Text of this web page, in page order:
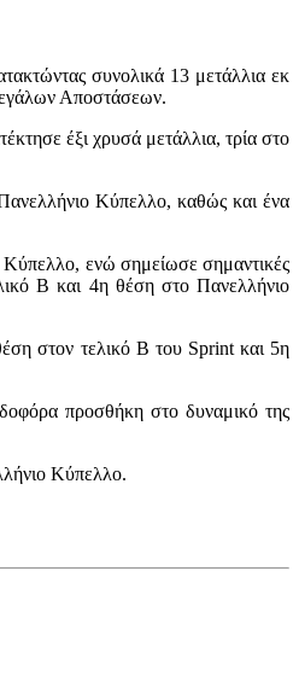
συνολικά 13 μετάλλια εκ
Αποστάσεων.
έξι χρυσά μετάλλια, τρία στο
Κύπελλο, καθώς και ένα
Κύπελλο, ενώ σημείωσε σημαντικές
Β και 4η θέση στο Πανελλήνιο
στον τελικό Β του Sprintκαι 5η
προσθήκη στο δυναμικό της
Κύπελλο.